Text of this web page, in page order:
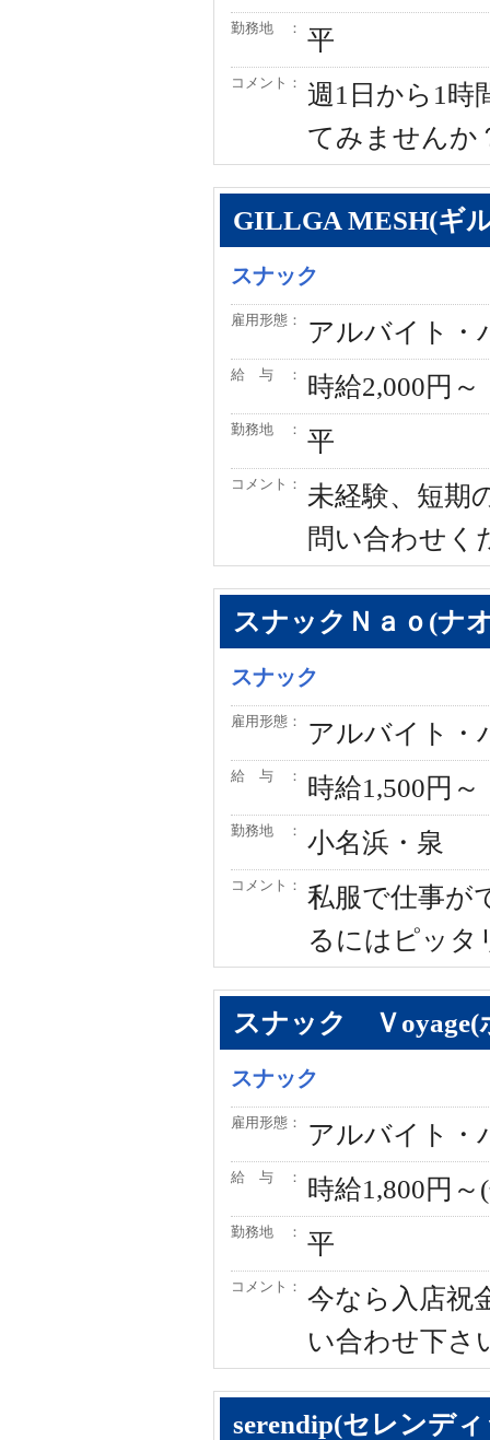
勤務地 ： 平
コメント：
週1日から1時
てみませんか
GILLGA MESH(ギ
スナック
雇用形態： アルバイト・
給 与 ： 時給2,000円～
勤務地 ： 平
コメント：
未経験、短期
問い合わせく
スナックＮａｏ(ナ
スナック
雇用形態： アルバイト・
給 与 ： 時給1,500円～
勤務地 ： 小名浜・泉
コメント：
私服で仕事が
るにはピッタ
スナック Ｖoyage(
スナック
雇用形態： アルバイト・
給 与 ： 時給1,800円
勤務地 ： 平
コメント：
今なら入店祝
い合わせ下さ
serendip(セレンデ